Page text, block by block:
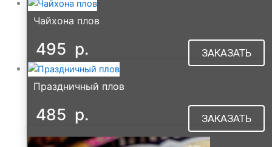
Чайхона плов
495 р. ЗАКАЗАТЬ
Праздничный плов
485 р. ЗАКАЗАТЬ